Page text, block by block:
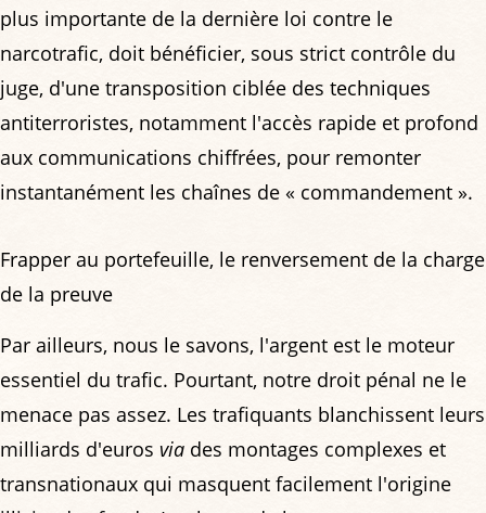
plus importante de la dernière loi contre le
narcotrafic, doit bénéficier, sous strict contrôle du
juge, d'une transposition ciblée des techniques
antiterroristes, notamment l'accès rapide et profond
aux communications chiffrées, pour remonter
instantanément les chaînes de « commandement ».
Frapper au portefeuille, le renversement de la charge
de la preuve
Par ailleurs, nous le savons, l'argent est le moteur
essentiel du trafic. Pourtant, notre droit pénal ne le
menace pas assez. Les trafiquants blanchissent leurs
milliards d'euros via des montages complexes et
transnationaux qui masquent facilement l'origine